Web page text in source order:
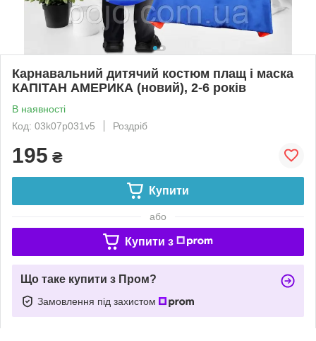
Карнавальний дитячий костюм плащ і маска
КАПІТАН АМЕРИКА (новий), 2-6 років
В наявності
Код: 03k07p031v5
Роздріб
195 ₴
Купити
або
Купити з
Що таке купити з Пром?
Замовлення під захистом